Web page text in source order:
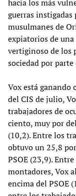
hacia los más
guerras instigadas
musulmanes de
expiatorios de
vertiginoso de los
sociedad por
Vox está ganando
del CIS de julio,
trabajadores de
ciento, muy por
(10,2). Entre los
obtuvo un 25,8
PSOE (23,9).
montadores, Vox
encima del PSOE